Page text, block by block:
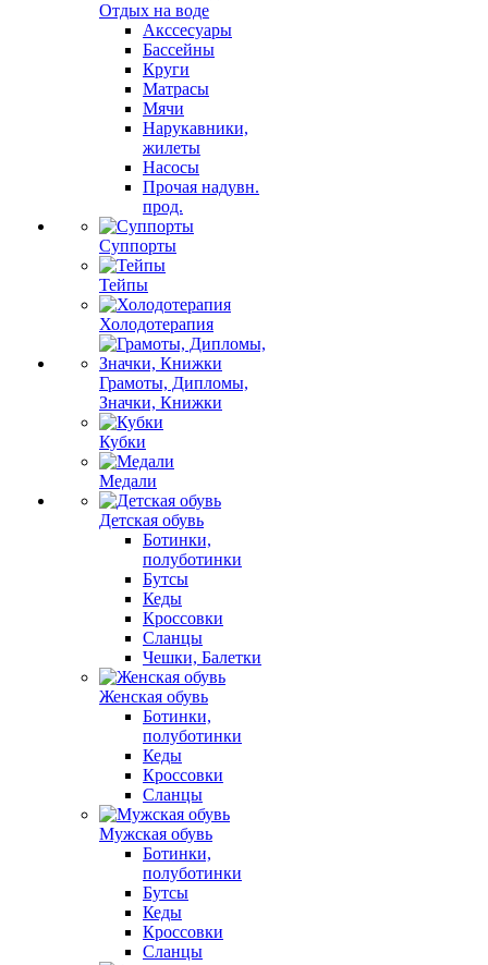
Отдых на воде
Акссесуары
Бассейны
Круги
Матрасы
Мячи
Нарукавники,
жилеты
Насосы
Прочая надувн.
прод.
Суппорты
Тейпы
Холодотерапия
Грамоты, Дипломы,
Значки, Книжки
Кубки
Медали
Детская обувь
Ботинки,
полуботинки
Бутсы
Кеды
Кроссовки
Сланцы
Чешки, Балетки
Женская обувь
Ботинки,
полуботинки
Кеды
Кроссовки
Сланцы
Мужская обувь
Ботинки,
полуботинки
Бутсы
Кеды
Кроссовки
Сланцы